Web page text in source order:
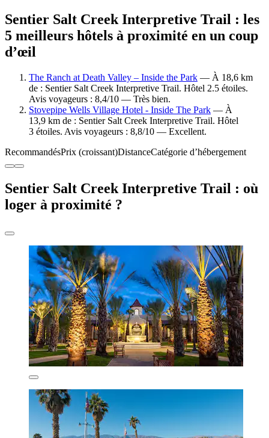
Sentier Salt Creek Interpretive Trail : les
5 meilleurs hôtels à proximité en un coup
d’œil
The Ranch at Death Valley – Inside the Park — À 18,6 km
de : Sentier Salt Creek Interpretive Trail. Hôtel 2.5 étoiles.
Avis voyageurs : 8,4/10 — Très bien.
Stovepipe Wells Village Hotel - Inside The Park — À
13,9 km de : Sentier Salt Creek Interpretive Trail. Hôtel
3 étoiles. Avis voyageurs : 8,8/10 — Excellent.
RecommandésPrix (croissant)DistanceCatégorie d’hébergement
Sentier Salt Creek Interpretive Trail : où
loger à proximité ?